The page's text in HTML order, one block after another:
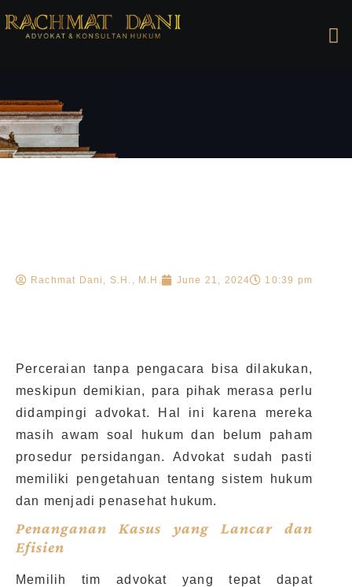
Rachmat Dani, S.H., M.H. June 21, 2024 10:39 pm
Perceraian tanpa pengacara bisa dilakukan,
meskipun demikian, para pihak merasa perlu
didampingi advokat. Hal ini karena mereka
masih awam soal hukum dan belum paham
prosedur persidangan. Advokat sudah pasti
memiliki pengetahuan tentang sistem hukum
dan menjadi penasehat hukum.
Penanganan Kasus yang Lancar dan
Efisien
Memilih tim advokat yang tepat dapat